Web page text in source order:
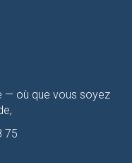
— où que vous soyez
75